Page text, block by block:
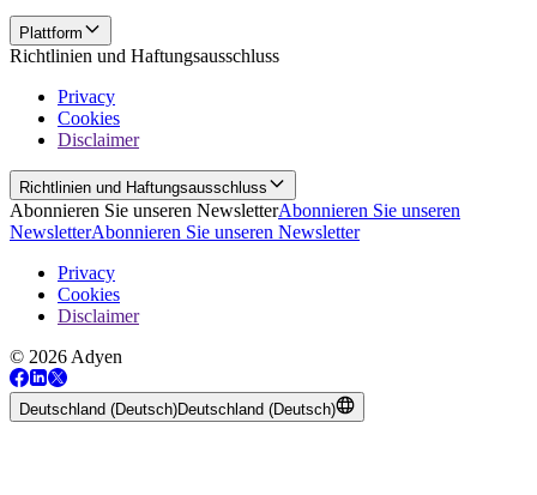
Plattform
Richtlinien und Haftungsausschluss
Privacy
Cookies
Disclaimer
Richtlinien und Haftungsausschluss
Abonnieren Sie unseren NewsletterAbonnieren Sie unseren
NewsletterAbonnieren Sie unseren Newsletter
Privacy
Cookies
Disclaimer
© 2026 Adyen
Deutschland (Deutsch)Deutschland (Deutsch)